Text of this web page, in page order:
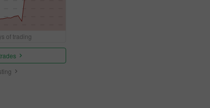
of trading